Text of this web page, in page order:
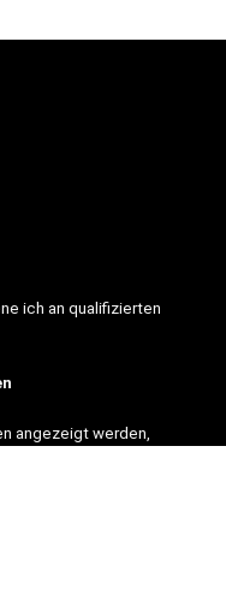
ich an qualifizierten
angezeigt werden,